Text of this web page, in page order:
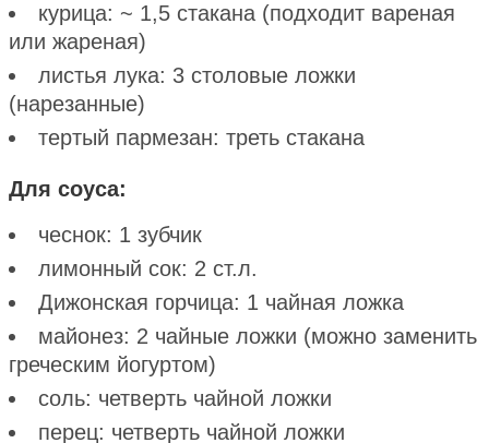
курица: ~ 1,5 стакана (подходит вареная
или жареная)
листья лука: 3 столовые ложки
(нарезанные)
тертый пармезан: треть стакана
Для соуса:
чеснок: 1 зубчик
лимонный сок: 2 ст.л.
Дижонская горчица: 1 чайная ложка
майонез: 2 чайные ложки (можно заменить
греческим йогуртом)
соль: четверть чайной ложки
перец: четверть чайной ложки